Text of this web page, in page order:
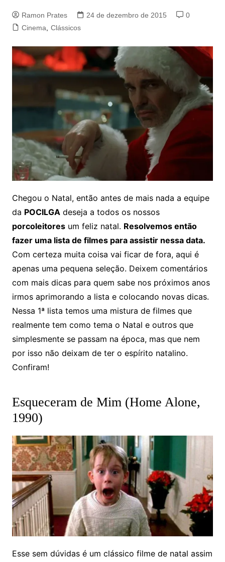
Ramon Prates 24 de dezembro de 2015
0
Cinema, Clássicos
Chegou o Natal, então antes de mais nada a equipe
da POCILGAdeseja a todos os nossos
porcoleitoresum feliz natal. Resolvemos então
fazer uma lista de filmes para assistir nessa data.
Com certeza muita coisa vai ficar de fora, aqui é
apenas uma pequena seleção. Deixem comentários
com mais dicas para quem sabe nos próximos anos
irmos aprimorando a lista e colocando novas dicas.
Nessa 1ª lista temos uma mistura de filmes que
realmente tem como tema o Natal e outros que
simplesmente se passam na época, mas que nem
por isso não deixam de ter o espírito natalino.
Confiram!
Esqueceram de Mim (Home Alone,
1990)
Esse sem dúvidas é um clássico filme de natal assim